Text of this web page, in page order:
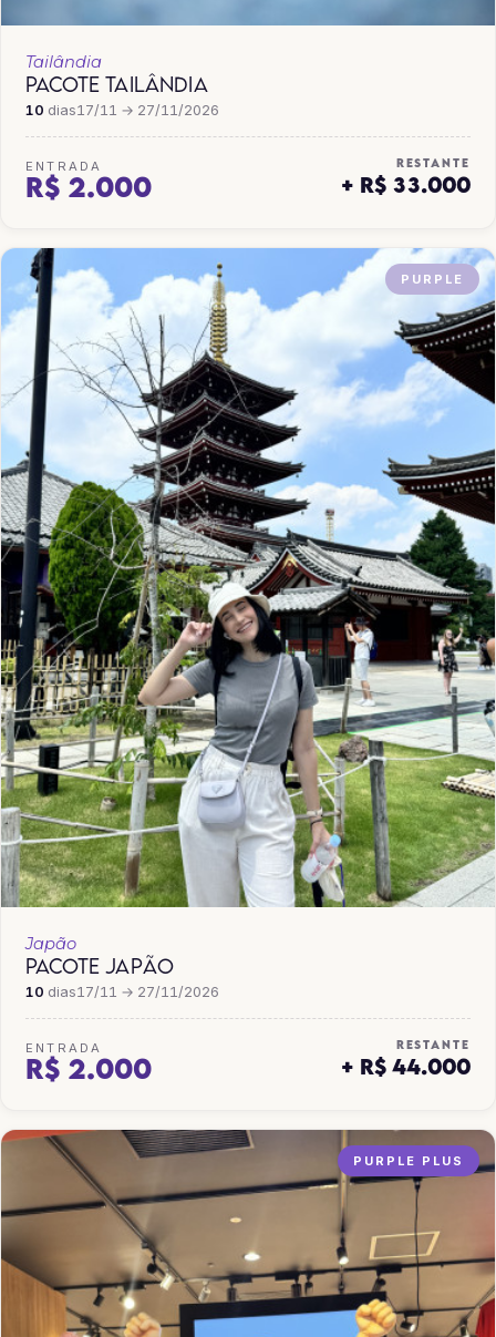
Tailândia
PACOTE TAILÂNDIA
10 dias17/11 → 27/11/2026
ENTRADA
R$ 2.000
RESTANTE
+ R$ 33.000
PURPLE
Japão
PACOTE JAPÃO
10 dias17/11 → 27/11/2026
ENTRADA
R$ 2.000
RESTANTE
+ R$ 44.000
PURPLE PLUS